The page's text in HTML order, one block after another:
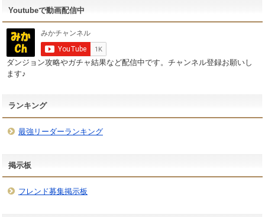
Youtubeで動画配信中
ダンジョン攻略やガチャ結果など配信中です。チャンネル登録お願いし
ます♪
ランキング
最強リーダーランキング
掲示板
フレンド募集掲示板